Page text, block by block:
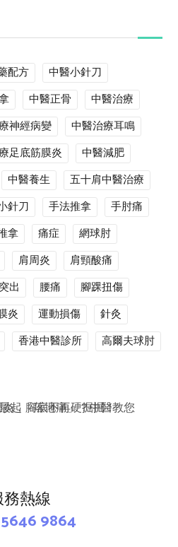
配方
中醫小針刀
中醫正骨
中醫治療
神經病變
中醫治療耳鳴
足底筋膜炎
中醫減肥
中醫養生
五十肩中醫治療
針刀 手法推拿
手肘痛
拿 痛症
網球肘
肩周炎
肩頸酸痛
出 腰痛
腳踝扭傷
炎 運動損傷
針灸
香港中醫診所 高爾夫球肘
熱線
9864